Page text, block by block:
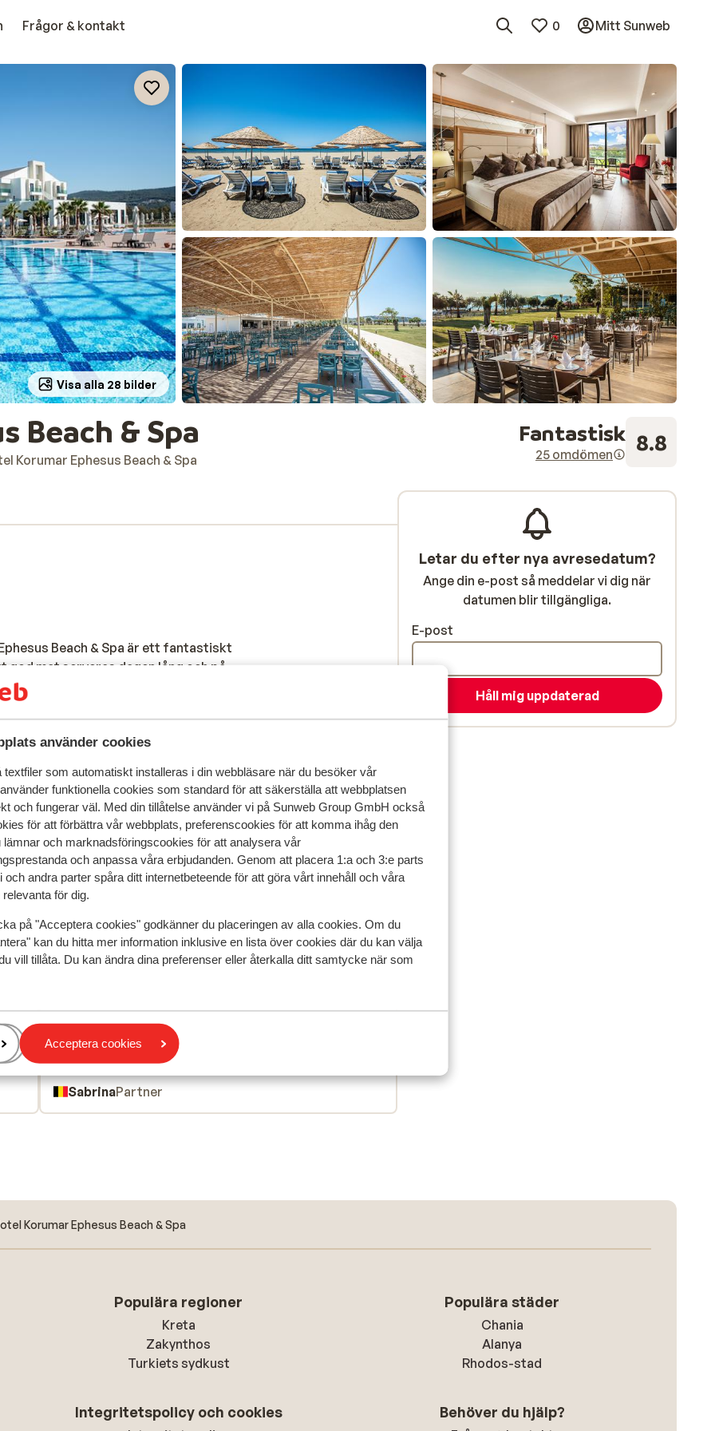
använder cookies
textfiler som automatiskt installeras i din webbläsare när du besöker vår
funktionella cookies som standard för att säkerställa att webbplatsen
och fungerar väl. Med din tillåtelse använder vi på Sunweb Group GmbH också
för att förbättra vår webbplats, preferenscookies för att komma ihåg den
lämnar och marknadsföringscookies för att analysera vår
och anpassa våra erbjudanden. Genom att placera 1:a och 3:e parts
andra parter spåra ditt internetbeteende för att göra vårt innehåll och våra
för dig.
på "Acceptera cookies" godkänner du placeringen av alla cookies. Om du
kan du hitta mer information inklusive en lista över cookies där du kan välja
vill tillåta. Du kan ändra dina preferenser eller återkalla ditt samtycke när som
Acceptera cookies
Frågor & kontakt 0 Mitt Sunweb
Visa alla 28 bilder
Beach & Spa
Korumar Ephesus Beach & Spa
Fantastisk
25 omdömen 8.8
Beach & Spa är ett fantastiskt
mat serveras dagen lång och på
med en färgglad drink. Här
av bekvämligheter som gör din
kombination av högklassig service och
och grupper av vänner. Strand & pool
För de små finns en miniklubb
vänner. Det finns också en mini-
trivs också i allra högsta grad. Både
när du vill få upp pulsen.
föredrar delen med rutschkanor
Stranden intill är fin och relativt
välja din favoritplats för dagen. Mat &
du inte tänka på mat. Om du vill
för att äta på en av à-la-carte
rätter. Flera barer finns också
Omgivningarna Korumar Ephesus Beach
Du kan ta en taxi till Kusadasi, cirka 15
i nöjeslivet.
deras upplevelser av vår produkt.
Mest bokad av familj
Luxueus, lekker eten, netheid
Luxueus, lekker eten, netheid
Översätt till svenska
SabrinaPartner
Letar du efter nya avresedatum?
Ange din e-post så meddelar vi dig när
datumen blir tillgängliga.
E-post
Håll mig uppdaterad
Korumar Ephesus Beach & Spa
Populära regioner
Kreta
Zakynthos
Turkiets sydkust
Populära städer
Chania
Alanya
Rhodos-stad
Integritetspolicy och cookies Behöver du hjälp?